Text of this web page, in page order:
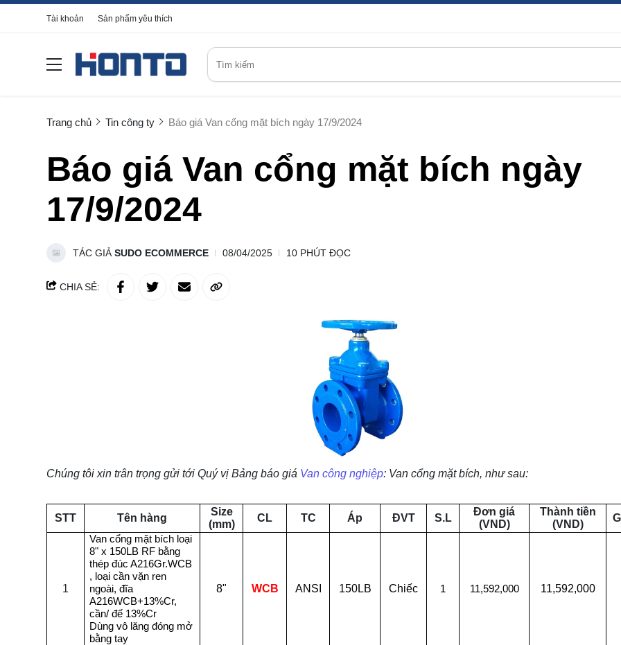
Tài khoản Sản phẩm yêu thích
Trang chủ Tin công ty Báo giá Van cổng mặt bích ngày 17/9/2024
Báo giá Van cổng mặt bích ngày
17/9/2024
TÁC GIẢ SUDO ECOMMERCE 08/04/2025 10 PHÚT ĐỌC
CHIA SẺ:
Chúng tôi xin trân trọng gửi tới Quý vị Bảng báo giá Van công nghiệp: Van cổng mặt bích, như sau:
STT Tên hàng
Size
(mm)
CL TC Áp ĐVT S.L
Đơn giá
(VND)
Thành tiền
(VND)
1
Van cổng mặt bích loại
8" x 150LB RF bằng
thép đúc A216Gr.WCB
, loại cần vặn ren
ngoài, đĩa
A216WCB+13%Cr,
cần/ đế 13%Cr
Dùng vô lăng đóng mở
bằng tay
8" WCB ANSI 150LB Chiếc 1 11,592,000 11,592,000